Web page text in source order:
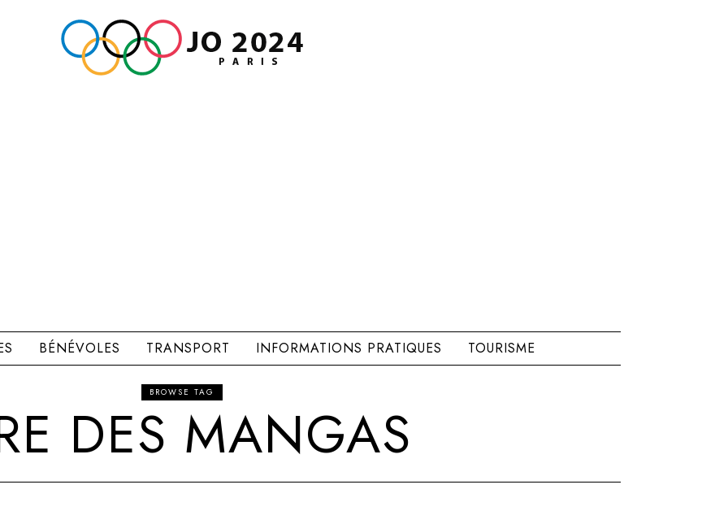
BÉNÉVOLES TRANSPORT INFORMATIONS PRATIQUES TOURISME
BROWSE TAG
DES MANGAS